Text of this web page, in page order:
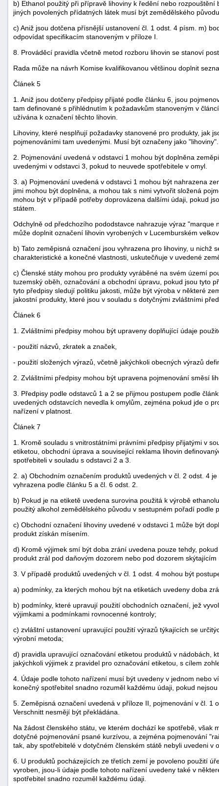
b) Ethanol použitý při přípravě lihoviny k ředění nebo
jiných povolených přídatných látek musí být zemědělského
c) Aniž jsou dotčena přísnější ustanovení čl. 1 odst. 4 písm. m)
odpovídat specifikacím stanoveným v příloze I.
8. Prováděcí pravidla včetně metod rozboru lihovin se stanoví
Rada může na návrh Komise kvalifikovanou většinou doplnit
Článek 5
1. Aniž jsou dotčeny předpisy přijaté podle článku 6, jsou
tam definované s přihlédnutím k požadavkům stanoveným v
užívána k označení těchto lihovin.
Lihoviny, které nesplňují požadavky stanovené pro produkty, jak
pojmenováními tam uvedenými. Musí být označeny jako "lihoviny".
2. Pojmenování uvedená v odstavci 1 mohou být doplněna
uvedenými v odstavci 3, pokud to neuvede spotřebitele v omyl.
3. a) Pojmenování uvedená v odstavci 1 mohou být nahrazena
jimi mohou být doplněna, a mohou tak s nimi vytvořit složená
mohou být v případě potřeby doprovázena dalšími údaji, pokud
státem.
Odchylně od předchozího pododstavce nahrazuje výraz
může doplnit označení lihovin vyrobených v Lucemburském
b) Tato zeměpisná označení jsou vyhrazena pro lihoviny, u nichž
charakteristické a konečné vlastnosti, uskutečňuje v uvedené
c) Členské státy mohou pro produkty vyráběné na svém území
tuzemský oběh, označování a obchodní úpravu, pokud jsou tyto
tyto předpisy sledují politiku jakosti, může být výroba v některé
jakostní produkty, které jsou v souladu s dotyčnými zvláštními
Článek 6
1. Zvláštními předpisy mohou být upraveny doplňující údaje
- použití názvů, zkratek a značek,
- použití složených výrazů, včetně jakýchkoli obecných výrazů
2. Zvláštními předpisy mohou být upravena pojmenování směsí
3. Předpisy podle odstavců 1 a 2 se přijmou postupem podle
uvedených odstavcích nevedla k omylům, zejména pokud jde o
nařízení v platnost.
Článek 7
1. Kromě souladu s vnitrostátními právními předpisy přijatými v
etiketou, obchodní úprava a související reklama lihovin
spotřebiteli v souladu s odstavci 2 a 3.
2. a) Obchodním označením produktů uvedených v čl. 2 odst. 4
vyhrazena podle článku 5 a čl. 6 odst. 2.
b) Pokud je na etiketě uvedena surovina použitá k výrobě
použitý alkohol zemědělského původu v sestupném pořadí podle
c) Obchodní označení lihoviny uvedené v odstavci 1 může být
produkt získán mísením.
d) Kromě výjimek smí být doba zrání uvedena pouze tehdy,
produkt zrál pod daňovým dozorem nebo pod dozorem skýtajícím
3. V případě produktů uvedených v čl. 1 odst. 4 mohou být
a) podmínky, za kterých mohou být na etiketách uvedeny doba
b) podmínky, které upravují použití obchodních označení, jež
výjimkami a podmínkami rovnocenné kontroly;
c) zvláštní ustanovení upravující použití výrazů týkajících se
výrobní metoda;
d) pravidla upravující označování etiketou produktů v nádobách,
jakýchkoli výjimek z pravidel pro označování etiketou, s cílem
4. Údaje podle tohoto nařízení musí být uvedeny v jednom nebo
konečný spotřebitel snadno rozuměl každému údaji, pokud
5. Zeměpisná označení uvedená v příloze II, pojmenování v čl. 1
Verschnitt nesmějí být překládána.
Na žádost členského státu, ve kterém dochází ke spotřebě, však
dotyčné pojmenování psané kurzívou, a zejména pojmenování
tak, aby spotřebitelé v dotyčném členském státě nebyli uvedeni v
6. U produktů pocházejících ze třetích zemí je povoleno použití
vyroben, jsou-li údaje podle tohoto nařízení uvedeny také v
spotřebitel snadno rozuměl každému údaji.